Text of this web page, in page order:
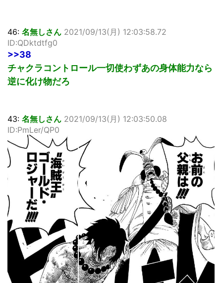
46: 名無しさん 2021/09/13(月) 12:03:58.72
ID:QDktdtfg0
>>38
チャクラコントロール一切使わずあの身体能力なら
逆に化け物だろ
43: 名無しさん 2021/09/13(月) 12:03:50.08
ID:PmLer/QP0